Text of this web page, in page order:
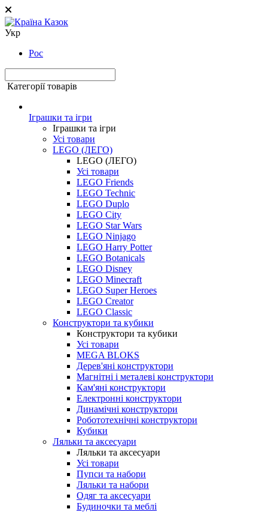
Укр
Рос
Категорії товарів
Іграшки та ігри
Іграшки та ігри
Усі товари
LEGO (ЛЕГО)
LEGO (ЛЕГО)
Усі товари
LEGO Friends
LEGO Technic
LEGO Duplo
LEGO City
LEGO Star Wars
LEGO Ninjago
LEGO Harry Potter
LEGO Botanicals
LEGO Disney
LEGO Minecraft
LEGO Super Heroes
LEGO Creator
LEGO Classic
Конструктори та кубики
Конструктори та кубики
Усі товари
MEGA BLOKS
Дерев'яні конструктори
Магнітні і металеві конструктори
Кам'яні конструктори
Електронні конструктори
Динамічні конструктори
Робототехнічні конструктори
Кубики
Ляльки та аксесуари
Ляльки та аксесуари
Усі товари
Пупси та набори
Ляльки та набори
Одяг та аксесуари
Будиночки та меблі